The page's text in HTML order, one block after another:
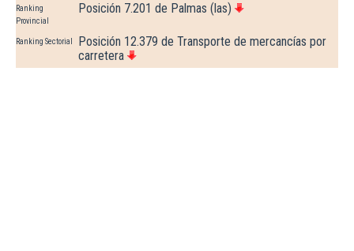
Ranking
Provincial
Posición 7.201 de Palmas (las)
Ranking Sectorial
Posición 12.379 de Transporte de mercancías por
carretera